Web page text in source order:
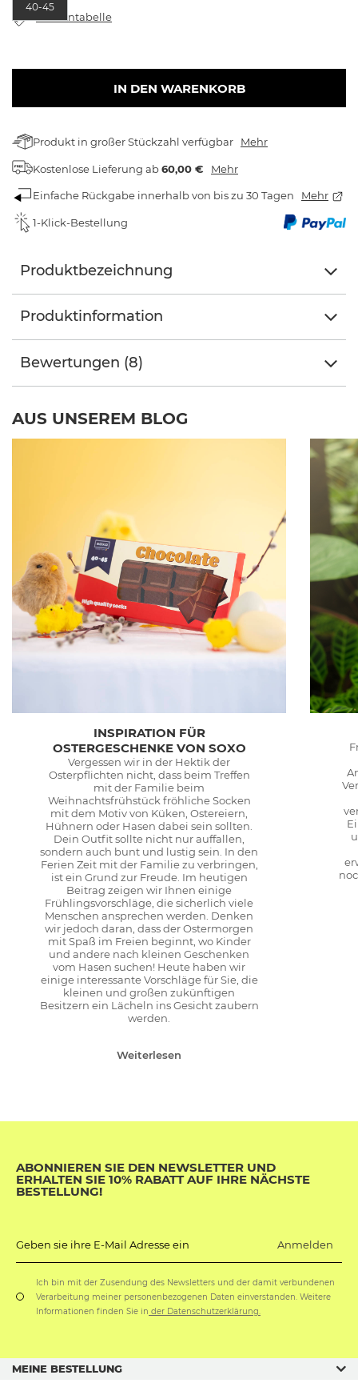
40-45
Größentabelle
IN DEN WARENKORB
Produkt in großer Stückzahl verfügbar Mehr
Kostenlose Lieferung ab60,00 € Mehr
Einfache Rückgabe innerhalb von bis zu 30 Tagen Mehr
1-Klick-Bestellung
Produktbezeichnung
Produktinformation
Bewertungen (8)
AUS UNSEREM BLOG
INSPIRATION FÜR
OSTERGESCHENKE VON SOXO
Vergessen wir in der Hektik der
Osterpflichten nicht, dass beim Treffen
mit der Familie beim
Weihnachtsfrühstück fröhliche Socken
mit dem Motiv von Küken, Ostereiern,
Hühnern oder Hasen dabei sein sollten.
Dein Outfit sollte nicht nur auffallen,
sondern auch bunt und lustig sein. In den
Ferien Zeit mit der Familie zu verbringen,
ist ein Grund zur Freude. Im heutigen
Beitrag zeigen wir Ihnen einige
Frühlingsvorschläge, die sicherlich viele
Menschen ansprechen werden. Denken
wir jedoch daran, dass der Ostermorgen
mit Spaß im Freien beginnt, wo Kinder
und andere nach kleinen Geschenken
vom Hasen suchen! Heute haben wir
einige interessante Vorschläge für Sie, die
kleinen und großen zukünftigen
Besitzern ein Lächeln ins Gesicht zaubern
werden.
Weiterlesen
ABONNIEREN SIE DEN NEWSLETTER UND
ERHALTEN SIE 10% RABATT AUF IHRE NÄCHSTE
BESTELLUNG!
Geben sie ihre E-Mail Adresse ein Anmelden
Ich bin mit der Zusendung des Newsletters und der damit verbundenen
Verarbeitung meiner personenbezogenen Daten einverstanden. Weitere
Informationen finden Sie in der Datenschutzerklärung.
MEINE BESTELLUNG